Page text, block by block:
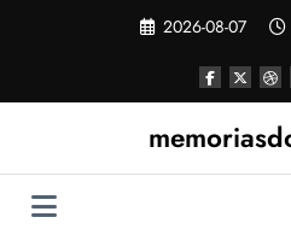
2026-08-07